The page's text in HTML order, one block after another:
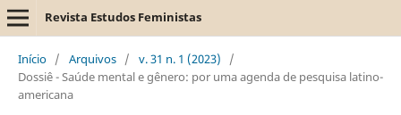
Revista Estudos Feministas
Início / Arquivos / v. 31 n. 1 (2023)
/
Dossiê - Saúde mental e gênero: por uma agenda de pesquisa latino-
americana